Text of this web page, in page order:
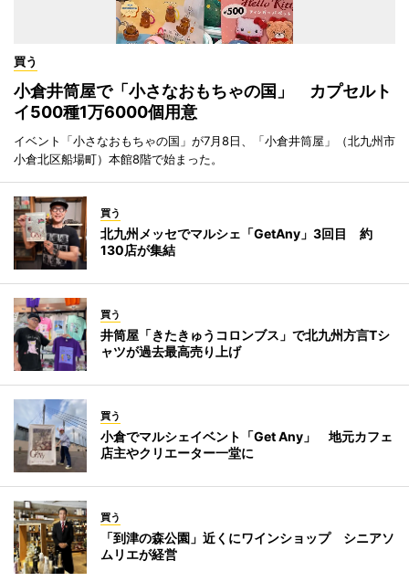
買う
小倉井筒屋で「小さなおもちゃの国」 カプセルト
イ500種1万6000個用意
イベント「小さなおもちゃの国」が7月8日、「小倉井筒屋」（北九州市
小倉北区船場町）本館8階で始まった。
買う
北九州メッセでマルシェ「GetAny」3回目 約
130店が集結
買う
井筒屋「きたきゅうコロンブス」で北九州方言Tシ
ャツが過去最高売り上げ
買う
小倉でマルシェイベント「Get Any」 地元カフェ
店主やクリエーター一堂に
買う
「到津の森公園」近くにワインショップ シニアソ
ムリエが経営